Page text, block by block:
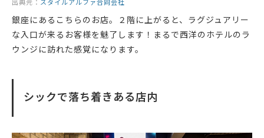
銀座にあるこちらのお店。２階に上がると、ラグジュアリー
な入口が来るお客様を魅了します！まるで西洋のホテルのラ
ウンジに訪れた感覚になります。
シックで落ち着きある店内